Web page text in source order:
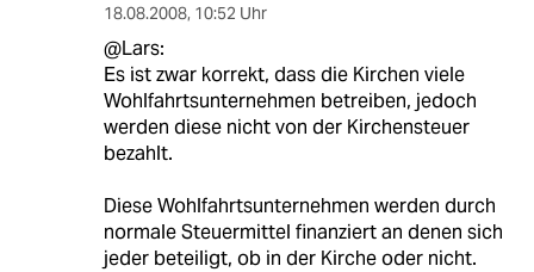
18.08.2008, 10:52 Uhr
@Lars:
Es ist zwar korrekt, dass die Kirchen viele
Wohlfahrtsunternehmen betreiben, jedoch
werden diese nicht von der Kirchensteuer
bezahlt.
Diese Wohlfahrtsunternehmen werden durch
normale Steuermittel finanziert an denen sich
jeder beteiligt, ob in der Kirche oder nicht.